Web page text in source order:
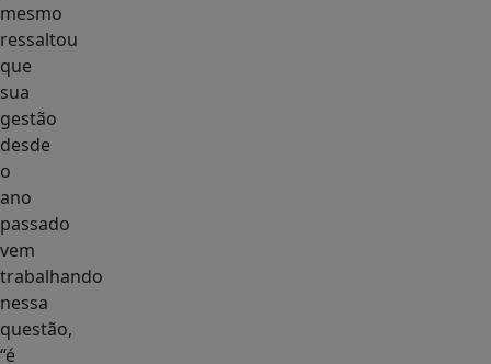
mesmo
ressaltou
que
sua
gestão
desde
o
ano
passado
vem
trabalhando
nessa
questão,
“é